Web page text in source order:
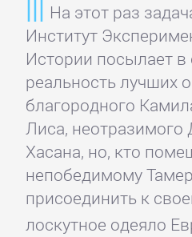
На этот раз
Институт
Истории посылает
реальность лучших
благородного
Лиса, неотразимого
Хасана, но, кто
непобедимому
присоединить к
лоскутное одеяло
Банковское
дело
Бухучет,
налогообложение,
аудит
ВЭД